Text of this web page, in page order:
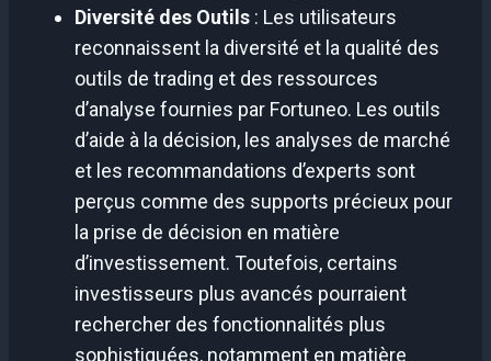
Diversité des Outils : Les utilisateurs
reconnaissent la diversité et la qualité des
outils de trading et des ressources
d’analyse fournies par Fortuneo. Les outils
d’aide à la décision, les analyses de marché
et les recommandations d’experts sont
perçus comme des supports précieux pour
la prise de décision en matière
d’investissement. Toutefois, certains
investisseurs plus avancés pourraient
rechercher des fonctionnalités plus
sophistiquées, notamment en matière